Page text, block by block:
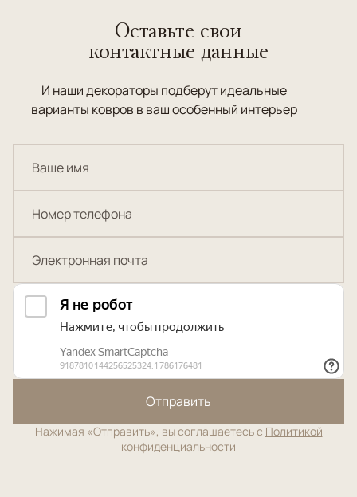
Оставьте свои
контактные данные
И наши декораторы подберут идеальные
варианты ковров в ваш особенный интерьер
Отправить
Нажимая «Отправить», вы соглашаетесь с Политикой
конфиденциальности